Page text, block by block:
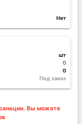
Нет
шт
0
0
Под заказ
Вы можете